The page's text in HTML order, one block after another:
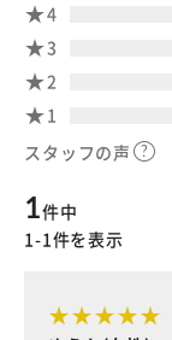
4
3
2
1
スタッフの声
1件中
1-1件を表示